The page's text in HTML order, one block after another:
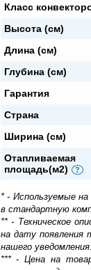
Класс
Высота (см)
Длина (см)
Глубина (см)
Гарантия
Страна
Ширина (см)
Отапливаемая
площадь(м2)
?
* - Используемые
в стандартную
** - Техническое
на дату появления
нашего
*** - Цена на